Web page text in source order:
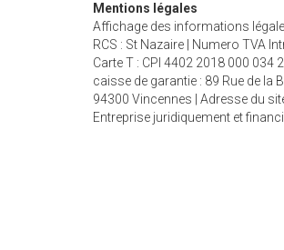
Mentions légales
Affichage des informations
RCS : St Nazaire | Numero TVA
Carte T : CPI 4402 2018 000 034
caisse de garantie : 89 Rue de la
94300 Vincennes | Adresse du
Entreprise juridiquement et